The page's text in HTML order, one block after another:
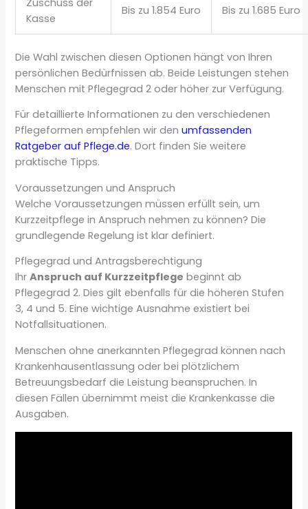
Kasse
Bis zu 1.854 Euro Bis zu 1.685 Euro
Die Wahl zwischen diesen Optionen hängt von Ihren
persönlichen Bedürfnissen ab. Beide Leistungen stehen
Menschen mit Pflegegrad 2 oder höher zur Verfügung.
Für detaillierte Informationen zu den verschiedenen
Pflegeformen empfehlen wir denumfassenden
Ratgeber auf Pflege.de. Dort finden Sie weitere
praktische Tipps.
Voraussetzungen und Anspruch
Welche Voraussetzungen müssen erfüllt sein, um
Kurzzeitpflege in Anspruch nehmen zu können? Die
grundlegende Regelung ist klar definiert.
Pflegegrad und Antragsberechtigung
IhrAnspruch auf Kurzzeitpflege beginnt ab
Pflegegrad 2. Dies gilt ebenfalls für die höheren Stufen
3, 4 und 5. Eine wichtige Ausnahme existiert bei
Notfallsituationen.
Menschen ohne anerkannten Pflegegrad können nach
Krankenhausentlassung oder bei plötzlichem
Betreuungsbedarf die Leistung beanspruchen. In
diesen Fällen übernimmt meist die Krankenkasse die
Ausgaben.